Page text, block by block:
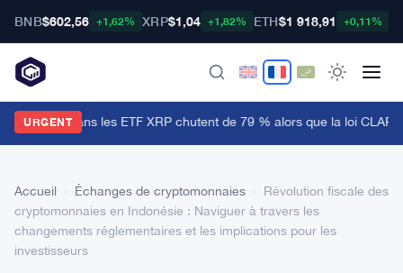
BNB$602,56 +1,62% XRP$1,04 +1,82% ETH$1 918,91 +0,11%
URGENT
entrées dans les ETF XRP chutent de 79 % alors que la loi
Accueil Échanges de cryptomonnaies
Révolution fiscale des
cryptomonnaies en Indonésie : Naviguer à travers les
changements réglementaires et les implications pour les
investisseurs